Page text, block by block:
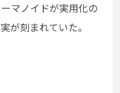
マノイドが実用化の
が刻まれていた。